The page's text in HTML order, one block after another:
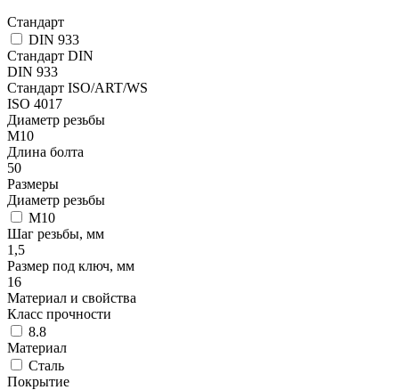
Стандарт
DIN 933
Стандарт DIN
DIN 933
Стандарт ISO/ART/WS
ISO 4017
Диаметр резьбы
М10
Длина болта
50
Размеры
Диаметр резьбы
М10
Шаг резьбы, мм
1,5
Размер под ключ, мм
16
Материал и свойства
Класс прочности
8.8
Материал
Сталь
Покрытие